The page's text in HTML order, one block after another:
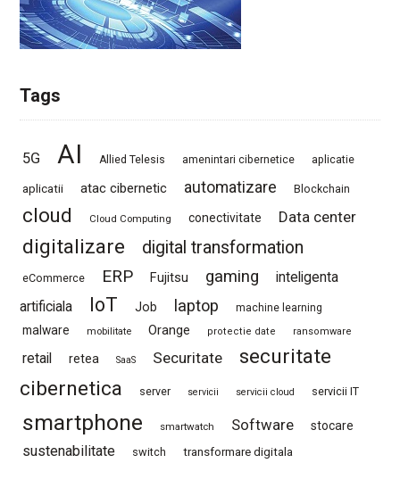
Tags
5G AI Allied Telesis amenintari cibernetice aplicatie
aplicatii atac cibernetic automatizare Blockchain
cloud Cloud Computing conectivitate Data center
digitalizare digital transformation
eCommerce ERP Fujitsu gaming
inteligenta
artificiala
IoT Job laptop machine learning
malware mobilitate Orange protectie date ransomware
retail retea SaaS Securitate
securitate
cibernetica
server servicii servicii cloud servicii IT
smartphone smartwatch Software stocare
sustenabilitate switch transformare digitala